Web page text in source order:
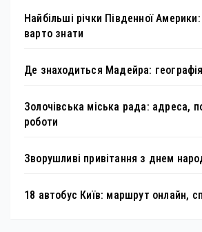
Найбільші річки Південної
варто знати
Де знаходиться Мадейра:
Золочівська міська рада: адреса,
роботи
Зворушливі привітання з днем
18 автобус Київ: маршрут онлайн,